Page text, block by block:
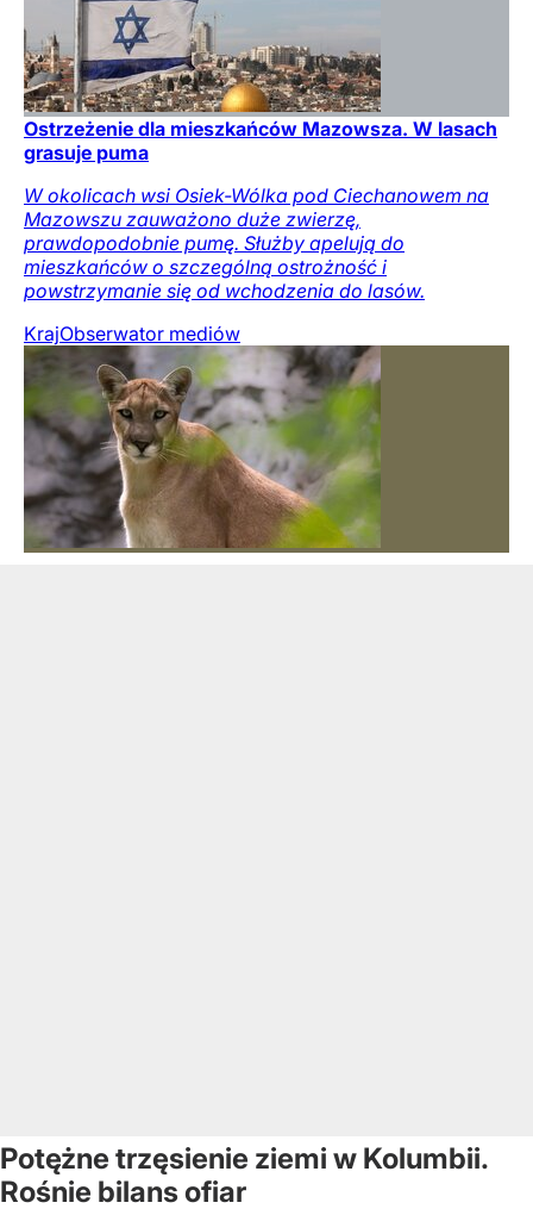
Ostrzeżenie dla mieszkańców Mazowsza. W lasach
grasuje puma
W okolicach wsi Osiek-Wólka pod Ciechanowem na
Mazowszu zauważono duże zwierzę,
prawdopodobnie pumę. Służby apelują do
mieszkańców o szczególną ostrożność i
powstrzymanie się od wchodzenia do lasów.
KrajObserwator mediów
Potężne trzęsienie ziemi w Kolumbii.
Rośnie bilans ofiar